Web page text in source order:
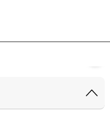
Chalk Pink
15 Pro Skal CH